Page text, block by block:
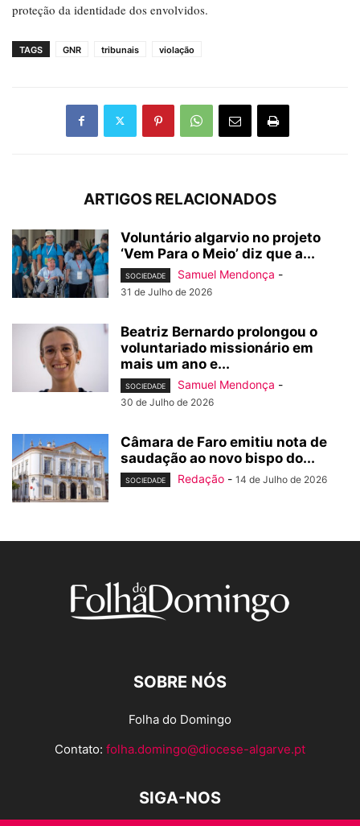
proteção da identidade dos envolvidos.
TAGS GNR tribunais violação
ARTIGOS RELACIONADOS
Voluntário algarvio no projeto
‘Vem Para o Meio’ diz que a...
SOCIEDADE Samuel Mendonça -
31 de Julho de 2026
Beatriz Bernardo prolongou o
voluntariado missionário em
mais um ano e...
SOCIEDADE Samuel Mendonça -
30 de Julho de 2026
Câmara de Faro emitiu nota de
saudação ao novo bispo do...
SOCIEDADE Redação - 14 de Julho de 2026
SOBRE NÓS
Folha do Domingo
Contato: folha.domingo@diocese-algarve.pt
SIGA-NOS